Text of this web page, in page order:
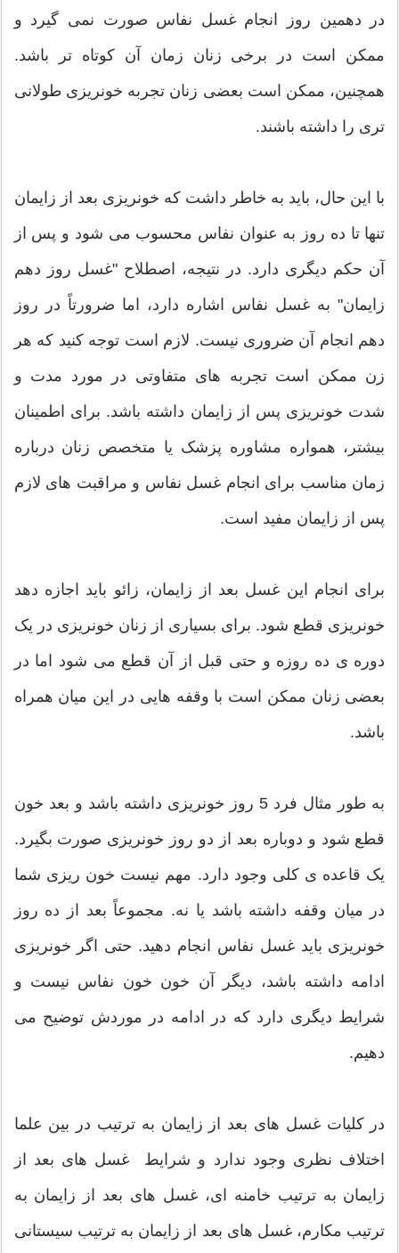
در دهمین روز انجام غسل نفاس صورت نمی گیرد و
ممکن است در برخی زنان زمان آن کوتاه تر باشد.
همچنین، ممکن است بعضی زنان تجربه خونریزی طولانی
تری را داشته باشند.
با این حال، باید به خاطر داشت که خونریزی بعد از زایمان
تنها تا ده روز به عنوان نفاس محسوب می شود و پس از
آن حکم دیگری دارد. در نتیجه، اصطلاح "غسل روز دهم
زایمان" به غسل نفاس اشاره دارد، اما ضرورتاً در روز
دهم انجام آن ضروری نیست. لازم است توجه کنید که هر
زن ممکن است تجربه های متفاوتی در مورد مدت و
شدت خونریزی پس از زایمان داشته باشد. برای اطمینان
بیشتر، همواره مشاوره پزشک یا متخصص زنان درباره
زمان مناسب برای انجام غسل نفاس و مراقبت های لازم
پس از زایمان مفید است.
برای انجام این غسل بعد از زایمان، زائو باید اجازه دهد
خونریزی قطع شود. برای بسیاری از زنان خونریزی در یک
دوره ی ده روزه و حتی قبل از آن قطع می شود اما در
بعضی زنان ممکن است با وقفه هایی در این میان همراه
باشد.
به طور مثال فرد 5 روز خونریزی داشته باشد و بعد خون
قطع شود و دوباره بعد از دو روز خونریزی صورت بگیرد.
یک قاعده ی کلی وجود دارد. مهم نیست خون ریزی شما
در میان وقفه داشته باشد یا نه. مجموعاً بعد از ده روز
خونریزی باید غسل نفاس انجام دهید. حتی اگر خونریزی
ادامه داشته باشد، دیگر آن خون خون نفاس نیست و
شرایط دیگری دارد که در ادامه در موردش توضیح می
دهیم.
در کلیات غسل های بعد از زایمان به ترتیب در بین علما
اختلاف نظری وجود ندارد و شرایط غسل های بعد از
زایمان به ترتیب خامنه ای، غسل های بعد از زایمان به
ترتیب مکارم، غسل های بعد از زایمان به ترتیب سیستانی